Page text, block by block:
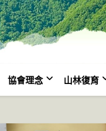
協會理念 山林復育